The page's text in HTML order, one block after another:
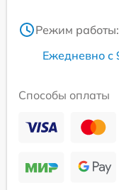
Режим работы:
Ежедневно с
Способы оплаты